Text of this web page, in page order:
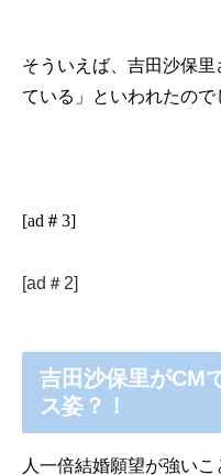
そういえば、吉田沙保
ている」といわれたので
[ad＃3]
[ad＃2]
吉田沙保里がCM
ス姿？！
人一倍結婚願望が強い